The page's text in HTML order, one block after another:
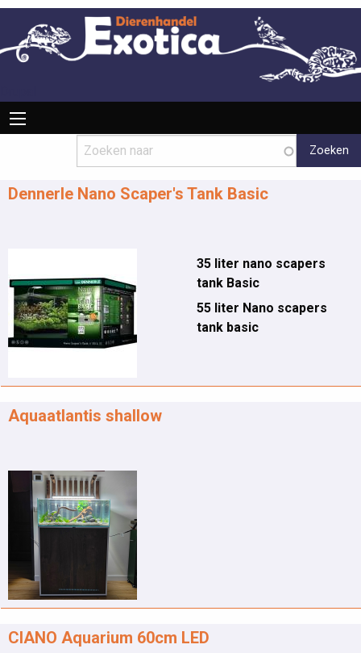
Overslaan
naar
gaan
Hoofdnavigatie
Dennerle Nano Scaper's Tank Basic
35 liter nano scapers
tank Basic
55 liter Nano scapers
tank basic
Aquaatlantis shallow
CIANO Aquarium 60cm LED